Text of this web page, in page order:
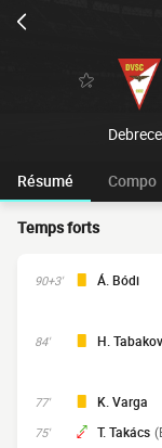
Résumé Compo
Temps forts
90+3' Á. Bódi
84' H.
77' K. Varga
75' T. Takács